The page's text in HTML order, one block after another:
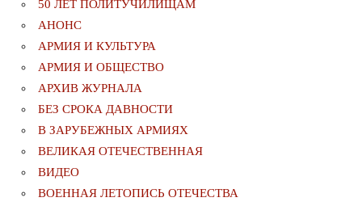
50 ЛЕТ ПОЛИТУЧИЛИЩАМ
АНОНС
АРМИЯ И КУЛЬТУРА
АРМИЯ И ОБЩЕСТВО
АРХИВ ЖУРНАЛА
БЕЗ СРОКА ДАВНОСТИ
В ЗАРУБЕЖНЫХ АРМИЯХ
ВЕЛИКАЯ ОТЕЧЕСТВЕННАЯ
ВИДЕО
ВОЕННАЯ ЛЕТОПИСЬ ОТЕЧЕСТВА